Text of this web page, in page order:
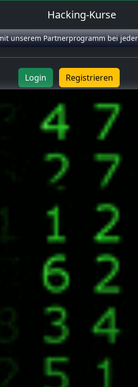
Hacking-Kurse
unserem Partnerprogramm bei
Login Registrieren